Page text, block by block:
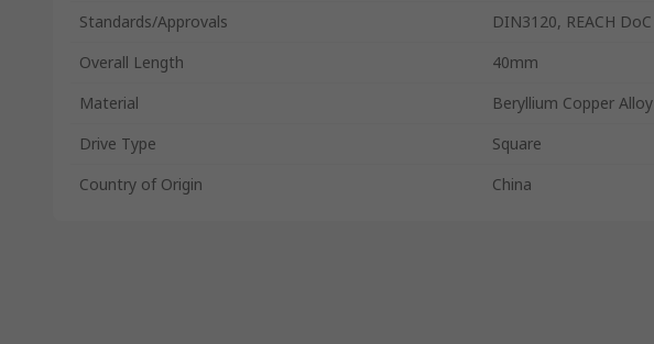
Standards/Approvals
DIN3120, REACH DoC
Overall Length
40mm
Material
Beryllium Copper Alloy
Drive Type
Square
Country of Origin
China